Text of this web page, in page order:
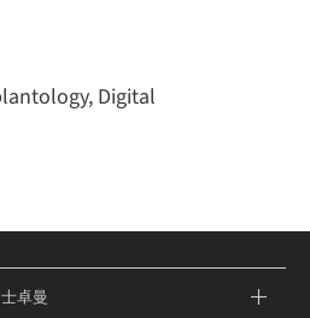
Digital
士卓曼